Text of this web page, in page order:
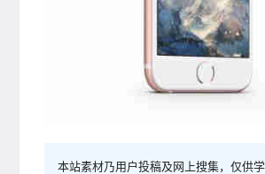
本站素材乃用户投稿及网上搜集，仅供